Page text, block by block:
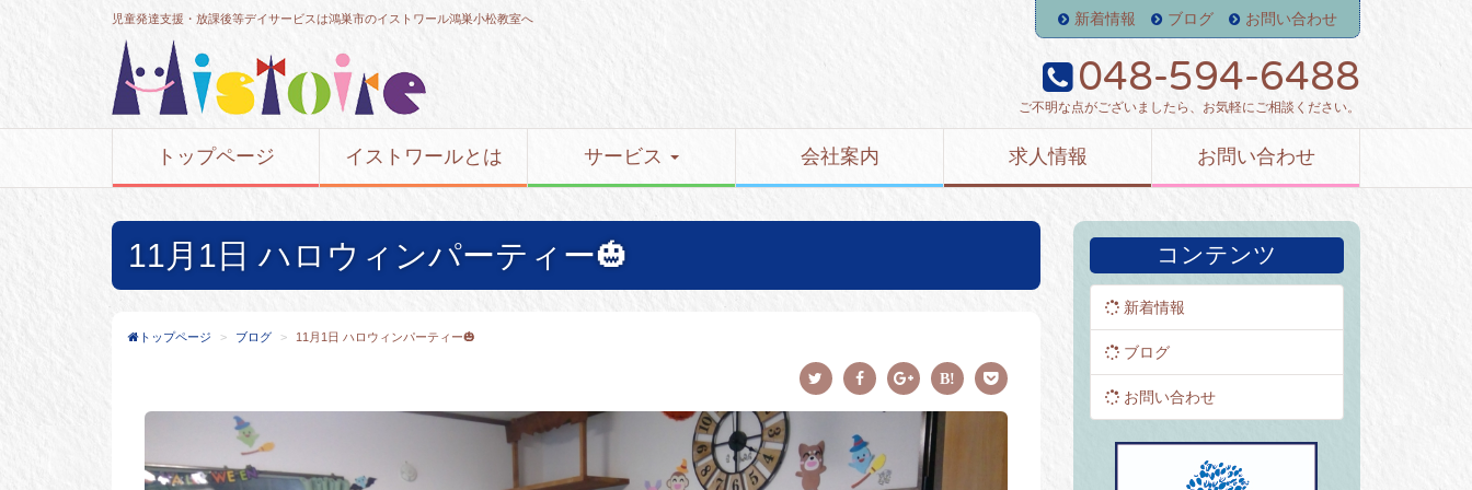
児童発達支援・放課後等デイサービスは鴻巣市のイストワール鴻巣小松教室へ 新着情報 ブログ お問い合わせ
048-594-6488
ご不明な点がございましたら、お気軽にご相談ください。
トップページ イストワールとは サービス 会社案内 求人情報 お問い合わせ
11月1日 ハロウィンパーティー🎃
トップページ ブログ 11月1日 ハロウィンパーティー🎃
コンテンツ
新着情報
ブログ
お問い合わせ